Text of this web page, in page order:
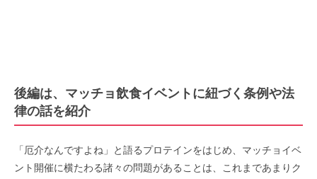
後編は、マッチョ飲食イベントに紐づく条例や法
律の話を紹介
「厄介なんですよね」と語るプロテインをはじめ、マッチョイベ
ント開催に横たわる諸々の問題があることは、これまであまりク